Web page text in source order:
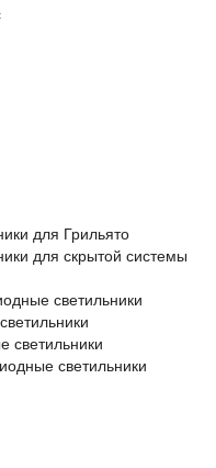
для Грильято
для скрытой системы
светильники
светильники
светильники